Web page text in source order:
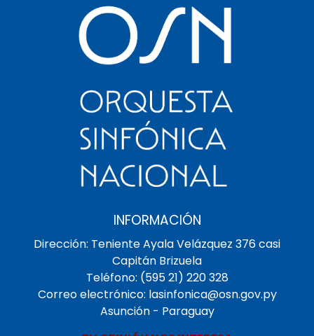
INFORMACIÓN
Dirección: Teniente Ayala Velázquez 376 casi
Capitán Brizuela
Teléfono: (595 21) 220 328
Correo electrónico: lasinfonica@osn.gov.py
Asunción - Paraguay